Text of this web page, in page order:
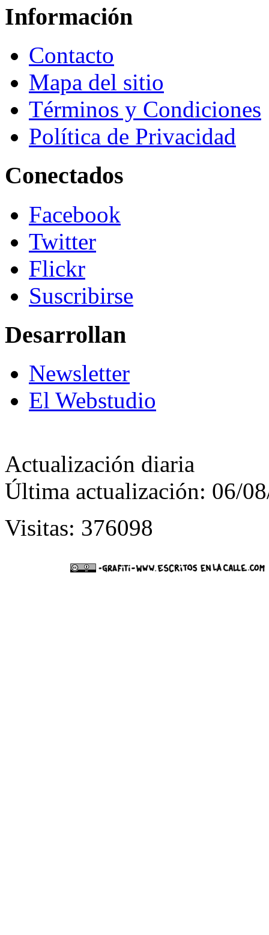
Información
Contacto
Mapa del sitio
Términos y Condiciones
Política de Privacidad
Conectados
Facebook
Twitter
Flickr
Suscribirse
Desarrollan
Newsletter
El Webstudio
Actualización diaria
Última actualización: 06/
Visitas: 376098